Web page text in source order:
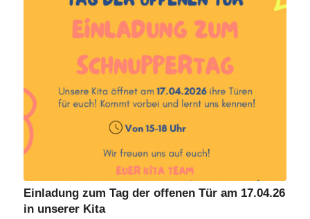
Einladung zum Tag der offenen Tür am 17.04.26
in unserer Kita